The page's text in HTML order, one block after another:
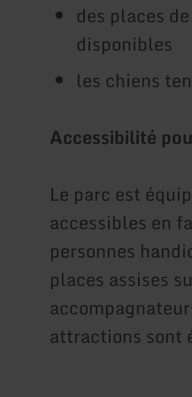
des places
disponibles
les chiens
Accessibilité
Le parc est
accessibles en
personnes
places assises
attractions sont